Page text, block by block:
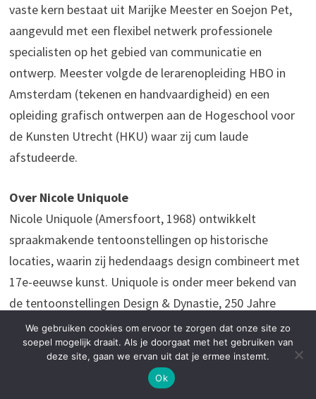
vaste kern bestaat uit Marijke Meester en Soejon Pet,
aangevuld met een flexibel netwerk professionele
specialisten op het gebied van communicatie en
ontwerp. Meester volgde de lerarenopleiding HBO in
Amsterdam (tekenen en handvaardigheid) en een
opleiding grafisch ontwerpen aan de Hogeschool voor
de Kunsten Utrecht (HKU) waar zij cum laude
afstudeerde.
Over Nicole Uniquole
Nicole Uniquole (Amersfoort, 1968) ontwikkelt
spraakmakende tentoonstellingen op historische
locaties, waarin zij hedendaags design combineert met
17e-eeuwse kunst. Uniquole is onder meer bekend van
de tentoonstellingen Design & Dynastie, 250 Jahre
Hofleben Oranien Nassau in Fulda (2022), Royal
Showpieces in Paleis Het Loo (2014/2015) en Dutch
Design – Huis van Oranje in Paleis Oranienbaum (2012).
Zij is daarnaast initiator en oprichter van Masterly – The
We gebruiken cookies om ervoor te zorgen dat onze site zo
soepel mogelijk draait. Als je doorgaat met het gebruiken van
deze site, gaan we ervan uit dat je ermee instemt.
Ok